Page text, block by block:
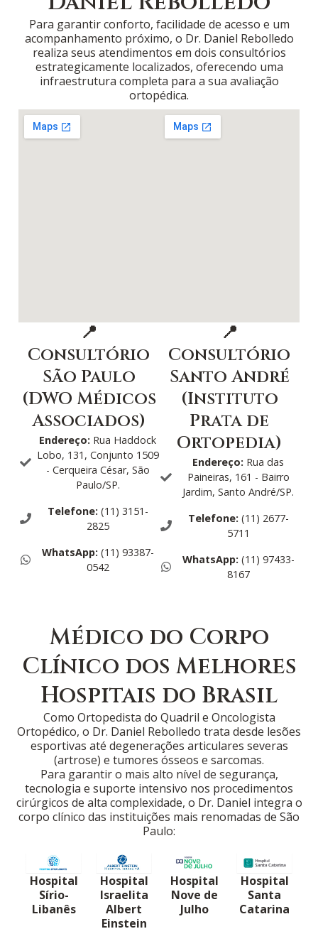
Para garantir conforto, facilidade de acesso e um
acompanhamento próximo, o Dr. Daniel Rebolledo
realiza seus atendimentos em dois consultórios
estrategicamente localizados, oferecendo uma
infraestrutura completa para a sua avaliação
ortopédica.
📍
Consultório
São Paulo
(DWO Médicos
Associados)
Endereço: Rua Haddock
Lobo, 131, Conjunto 1509
- Cerqueira César, São
Paulo/SP.
Telefone: (11) 3151-
2825
WhatsApp: (11) 93387-
0542
📍
Consultório
Santo André
(Instituto
Prata de
Ortopedia)
Endereço: Rua das
Paineiras, 161 - Bairro
Jardim, Santo André/SP.
Telefone: (11) 2677-
5711
WhatsApp: (11) 97433-
8167
Médico do Corpo
Clínico dos Melhores
Hospitais do Brasil
Como Ortopedista do Quadril e Oncologista
Ortopédico, o Dr. Daniel Rebolledo trata desde lesões
esportivas até degenerações articulares severas
(artrose) e tumores ósseos e sarcomas.
Para garantir o mais alto nível de segurança,
tecnologia e suporte intensivo nos procedimentos
cirúrgicos de alta complexidade, o Dr. Daniel integra o
corpo clínico das instituições mais renomadas de São
Paulo:
Hospital
Sírio-
Libanês
Hospital
Israelita
Albert
Einstein
Hospital
Nove de
Julho
Hospital
Santa
Catarina